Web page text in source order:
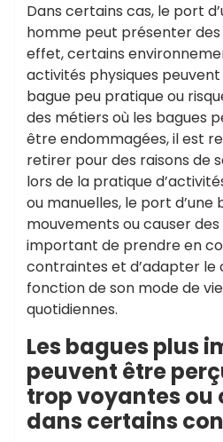
Dans certains cas, le port
homme peut présenter des
effet, certains
activités physiques
bague peu pratique ou
des métiers où les bagues
être endommagées, il est
retirer pour des raisons de
lors de la pratique
ou manuelles, le port d’une
mouvements ou causer
important de prendre en
contraintes et d’adapter le
fonction de son mode de
quotidiennes.
Les bagues plus
peuvent être
trop voyantes ou
dans certains